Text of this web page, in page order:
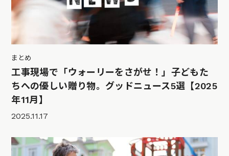
まとめ
工事現場で「ウォーリーをさがせ！」子どもた
ちへの優しい贈り物。グッドニュース5選【2025
年11月】
2025.11.17